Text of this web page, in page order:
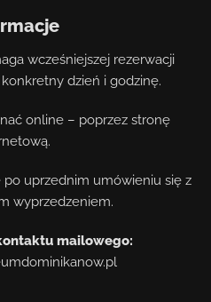
wcześniejszej rezerwacji
dzień i godzinę.
online – poprzez stronę
uprzednim umówieniu się z
wyprzedzeniem.
mailowego: